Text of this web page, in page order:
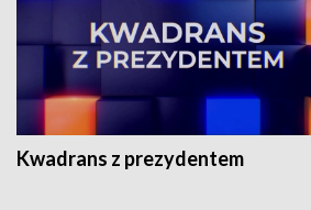
Kwadrans z prezydentem